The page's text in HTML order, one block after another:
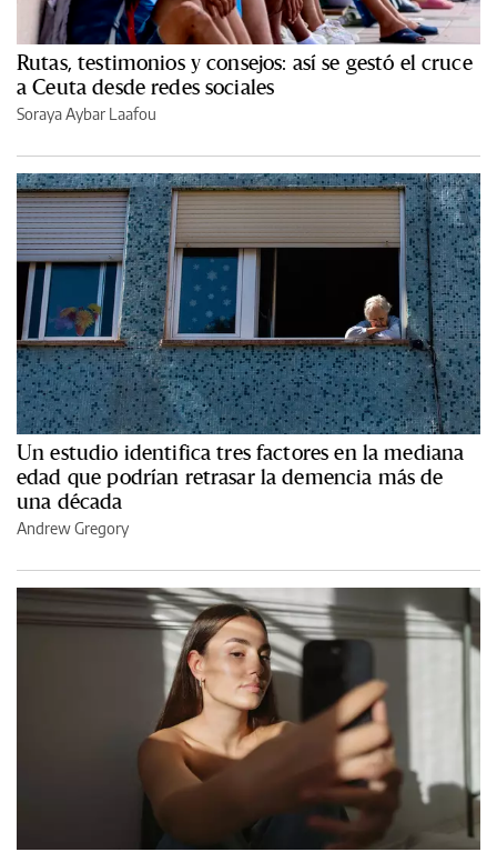
Rutas, testimonios y consejos: así se gestó el cruce
a Ceuta desde redes sociales
Soraya Aybar Laafou
Un estudio identifica tres factores en la mediana
edad que podrían retrasar la demencia más de
una década
Andrew Gregory